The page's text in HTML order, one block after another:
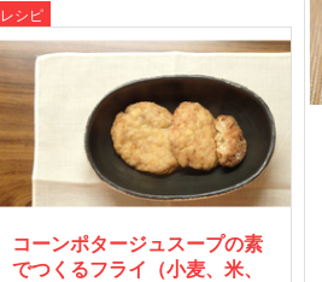
レシピ
コーンポタージュスープの素
でつくるフライ（小麦、米、